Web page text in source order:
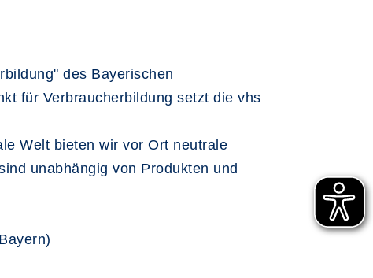
des Bayerischen
für Verbraucherbildung setzt die vhs
Welt bieten wir vor Ort neutrale
unabhängig von Produkten und